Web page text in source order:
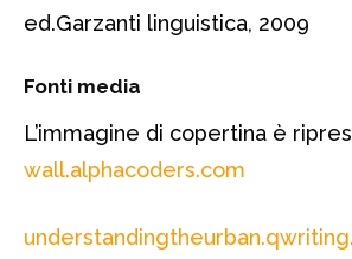
ed.Garzanti linguistica, 2009
Fonti media
L’immagine di copertina è
wall.alphacoders.com